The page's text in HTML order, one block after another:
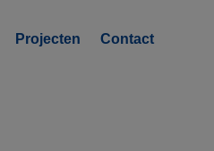
Projecten Contact